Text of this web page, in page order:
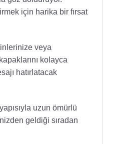
için harika bir fırsat
veya
kolayca
hatırlatacak
uzun ömürlü
geldiği sıradan